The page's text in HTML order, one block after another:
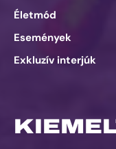
Életmód
Események
Exkluzív interjúk